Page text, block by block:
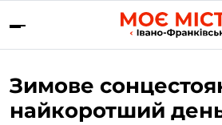
Зимове
найкоротший день